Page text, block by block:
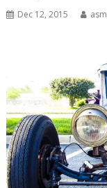
Dec 12, 2015 asm